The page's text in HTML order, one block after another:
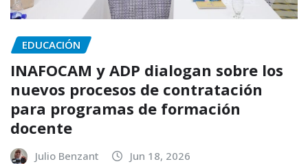
EDUCACIÓN
INAFOCAM y ADP dialogan sobre los
nuevos procesos de contratación
para programas de formación
docente
Julio Benzant Jun 18, 2026